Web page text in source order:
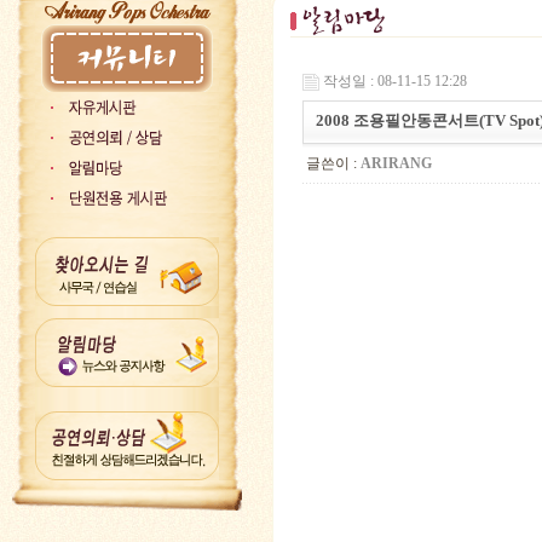
작성일 : 08-11-15 12:28
2008 조용필안동콘서트(TV
글쓴이 : ARIRANG